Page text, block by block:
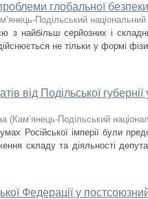
глобальної безпеки
Подільський національний
з найбільш серйозних і
не тільки у формі
від Подільської
(Кам’янець-Подільський
Російської імперії були
складу та діяльності
Федерації у